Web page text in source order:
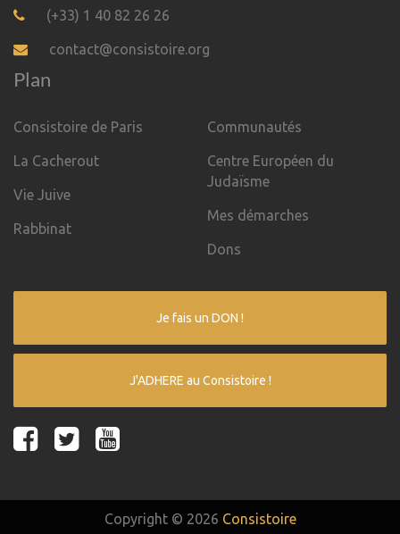
(+33) 1 40 82 26 26
contact@consistoire.org
Plan
Consistoire de Paris
La Cacherout
Vie Juive
Rabbinat
Communautés
Centre Européen du
Judaïsme
Mes démarches
Dons
Je fais un DON !
J'ADHERE au Consistoire !
Copyright © 2026 Consistoire